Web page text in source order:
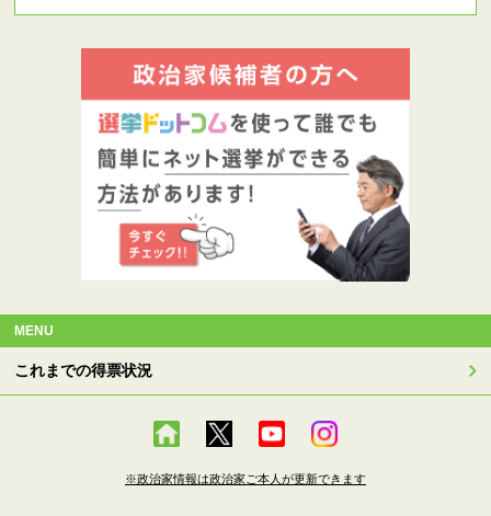
MENU
これまでの得票状況
※政治家情報は政治家ご本人が更新できます